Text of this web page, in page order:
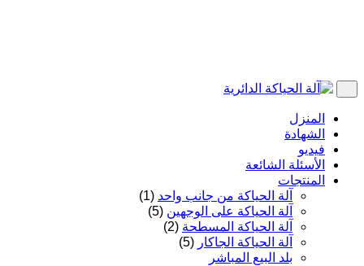
المنزل
الشهادة
فيديو
الأسئلة الشائعة
المنتجات
آلة الحياكة من جانب واحد (1)
آلة الحياكة على الوجهين (5)
آلة الحياكة المسطحة (2)
آلة الحياكة الجاكار (5)
بلد البيع المباشر